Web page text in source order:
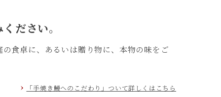
ださい。
食卓に、あるいは贈り物に、本物の味をご
「手焼き鰻へのこだわり」ついて詳しくはこちら